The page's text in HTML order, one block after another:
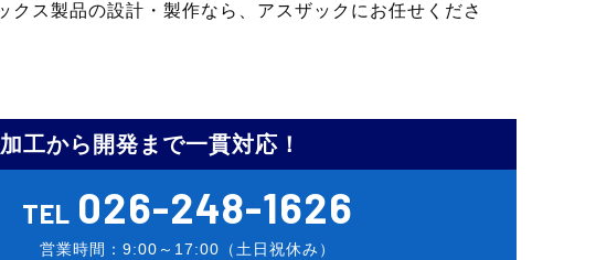
ス製品の設計・製作なら、アスザックにお任せくださ
工から 開発まで一貫対応！
TEL 026-248-1626
営業時間：9:00～17:00（土日祝休み）